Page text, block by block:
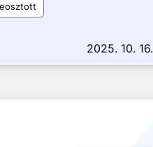
2025. 10. 16.